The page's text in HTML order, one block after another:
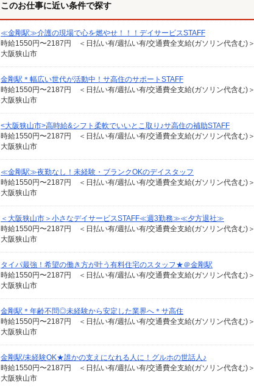
このお仕事に近い条件で探す
≪金剛駅≫介護の現場で心を燃やせ！！！デイサービスSTAFF
時給1550円〜2187円 ＜日払い有/週払い有/交通費全支給(ガソリン代含む)＞
大阪狭山市
金剛駅＊幅広い世代が活動中！サ高住のサポートSTAFF
時給1550円〜2187円 ＜日払い有/週払い有/交通費全支給(ガソリン代含む)＞
大阪狭山市
<大阪狭山市>高時給&シフト柔軟でいいとこ取り♪サ高住の補助STAFF
時給1550円〜2187円 ＜日払い有/週払い有/交通費全支給(ガソリン代含む)＞
大阪狭山市
≪金剛駅≫夜勤なし！未経験・ブランクOKのデイスタッフ
時給1550円〜2187円 ＜日払い有/週払い有/交通費全支給(ガソリン代含む)＞
大阪狭山市
＜大阪狭山市＞小さなデイサービスSTAFF≪週3勤務≫≪夕方退社≫
時給1550円〜2187円 ＜日払い有/週払い有/交通費全支給(ガソリン代含む)＞
大阪狭山市
タイパ最強！希望の働き方が叶う有料住宅のスタッフ★＠金剛駅
時給1550円〜2187円 ＜日払い有/週払い有/交通費全支給(ガソリン代含む)＞
大阪狭山市
金剛駅＊年齢不問◎未経験から安定した業界へ＊サ高住
時給1550円〜2187円 ＜日払い有/週払い有/交通費全支給(ガソリン代含む)＞
大阪狭山市
金剛駅/未経験OK★誰かの支えになれる人に！グルホの世話人♪
時給1550円〜2187円 ＜日払い有/週払い有/交通費全支給(ガソリン代含む)＞
大阪狭山市